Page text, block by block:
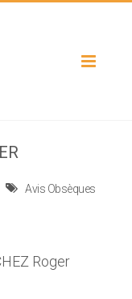
Toggle
Avis Obsèques
Roger